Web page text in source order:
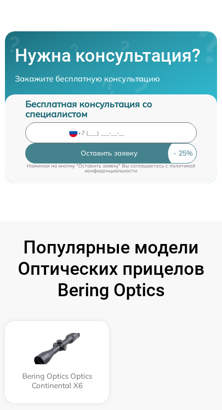
Нужна консультация?
Закажите бесплатную консультацию
Бесплатная консультация со
специалистом
Оставить заявку
Нажимая на кнопку "Оставить заявку" Вы соглашаетесь c политикой
конфиденциальности
Популярные модели
Оптических прицелов
Bering Optics
Bering Optics Optics
Continental X6